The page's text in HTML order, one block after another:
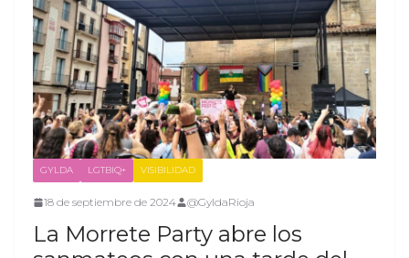
GYLDA LGTBIQ+ VISIBILIDAD
18 de septiembre de 2024 @GyldaRioja
La Morrete Party abre los